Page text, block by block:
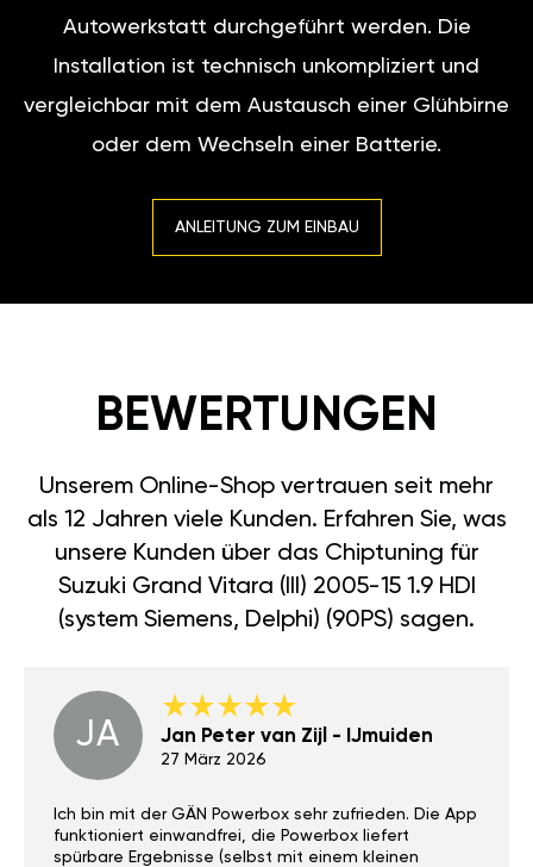
Autowerkstatt durchgeführt werden. Die
Installation ist technisch unkompliziert und
vergleichbar mit dem Austausch einer Glühbirne
oder dem Wechseln einer Batterie.
ANLEITUNG ZUM EINBAU
BEWERTUNGEN
Unserem Online-Shop vertrauen seit mehr
als 12 Jahren viele Kunden. Erfahren Sie, was
unsere Kunden über das Chiptuning für
Suzuki Grand Vitara (III) 2005-15 1.9 HDI
(system Siemens, Delphi) (90PS) sagen.
JA Jan Peter van Zijl - IJmuiden
27 März 2026
Ich bin mit der GÄN Powerbox sehr zufrieden. Die App
funktioniert einwandfrei, die Powerbox liefert
spürbare Ergebnisse (selbst mit einem kleinen